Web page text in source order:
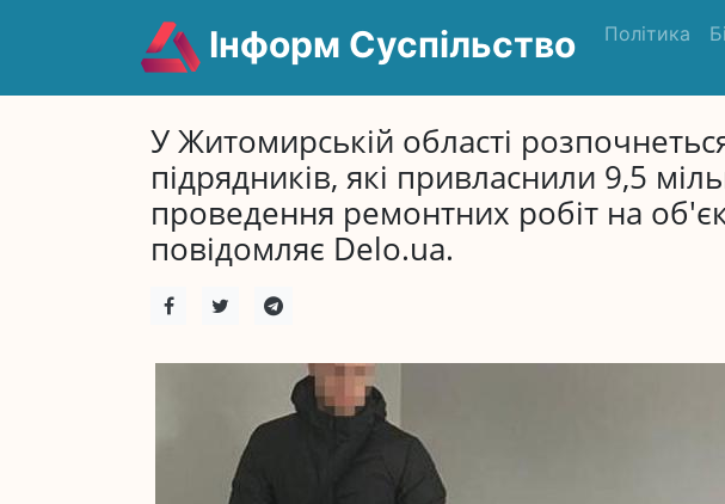
Інформ Суспільство Політика
У Житомирській області
підрядників, які привласнили 9,5
проведення ремонтних робіт на
повідомляє Delo.ua.